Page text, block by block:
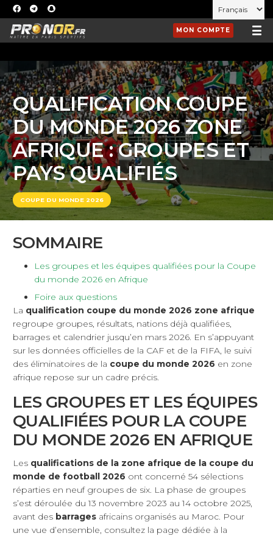
MON COMPTE
QUALIFICATION COUPE
DU MONDE 2026 ZONE
AFRIQUE : GROUPES ET
PAYS QUALIFIÉS
COUPE DU MONDE 2026
SOMMAIRE
Les groupes et les équipes qualifiées pour la Coupe
du monde 2026 en Afrique
Foire aux questions
La qualification coupe du monde 2026 zone afrique
regroupe groupes, résultats, nations déjà qualifiées,
barrages et calendrier jusqu’en mars 2026. En s’appuyant
sur les données officielles de la CAF et de la FIFA, le suivi
des éliminatoires de la coupe du monde 2026 en zone
afrique repose sur un cadre précis.
LES GROUPES ET LES ÉQUIPES
QUALIFIÉES POUR LA COUPE
DU MONDE 2026 EN AFRIQUE
Les qualifications de la zone afrique de la coupe du
monde de football 2026 ont concerné 54 sélections
réparties en neuf groupes de six. La phase de groupes
s’est déroulée du 13 novembre 2023 au 14 octobre 2025,
avant des barrages africains organisés au Maroc. Pour
une vue d’ensemble, consultez la page dédiée à la